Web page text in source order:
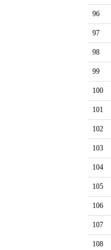
96
97
98
99
100
101
102
103
104
105
106
107
108